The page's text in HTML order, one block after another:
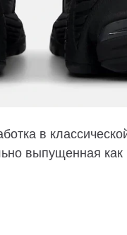
в
выпущенная как